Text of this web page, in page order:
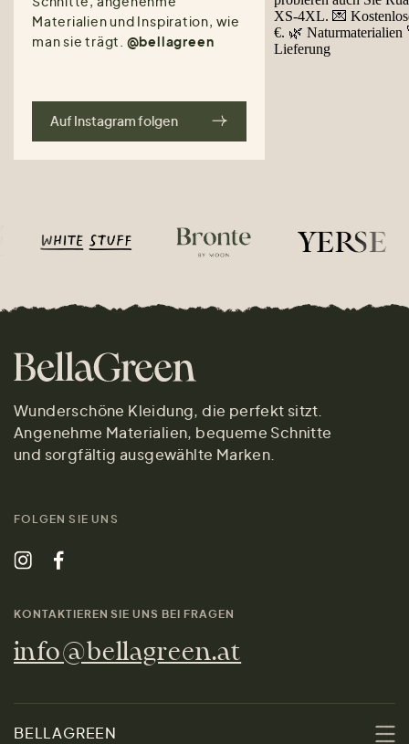
Materialien und Inspiration, wie
man sie trägt. @bellagreen
Auf Instagram folgen
Wunderschöne Kleidung, die perfekt sitzt.
Angenehme Materialien, bequeme Schnitte
und sorgfältig ausgewählte Marken.
FOLGEN SIE UNS
KONTAKTIEREN SIE UNS BEI FRAGEN
info@bellagreen.at
BELLAGREEN